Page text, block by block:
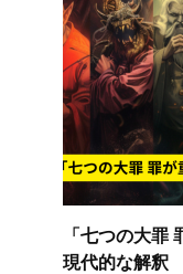
「七つの大罪
現代的な解釈